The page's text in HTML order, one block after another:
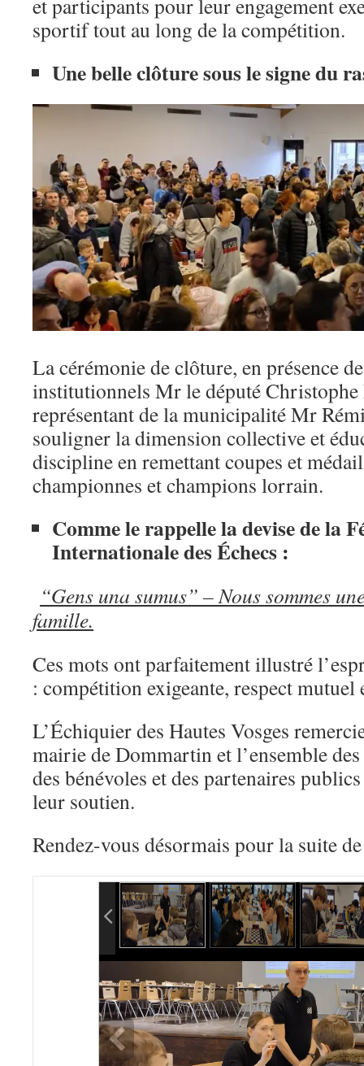
et participants pour leur engagement
sportif tout au long de la compétition.
Une belle clôture sous le signe du
La cérémonie de clôture, en présence
institutionnels Mr le député Christophe
représentant de la municipalité Mr
souligner la dimension collective et
discipline en remettant coupes et
championnes et champions lorrain.
Comme le rappelle la devise de la
Internationale des Échecs :
“Gens una sumus” – Nous sommes
famille.
Ces mots ont parfaitement illustré
: compétition exigeante, respect mutuel
L’Échiquier des Hautes Vosges
mairie de Dommartin et l’ensemble
des bénévoles et des partenaires
leur soutien.
Rendez-vous désormais pour la suite